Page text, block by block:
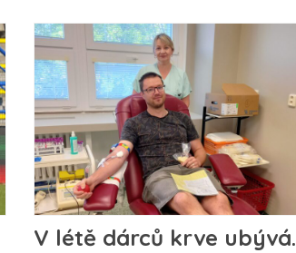
V létě dárců krve ubývá.